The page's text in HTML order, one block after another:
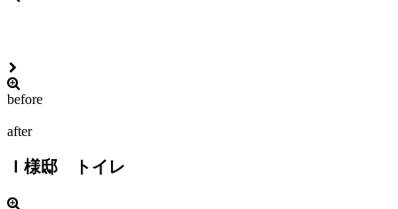
before
after
Ｉ様邸 トイレ